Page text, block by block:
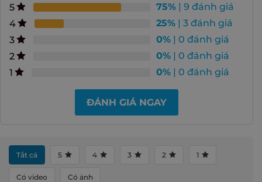
5 75% | 9 đánh giá
4
25% | 3 đánh giá
3
0% | 0 đánh giá
2
0% | 0 đánh giá
1
0% | 0 đánh giá
ĐÁNH GIÁ NGAY
Tất cả 5 4 3 2 1
Có video Có ảnh